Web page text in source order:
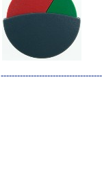
-------------------------------------